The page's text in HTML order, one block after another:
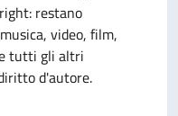
restano
video, film,
tutti gli altri
d'autore.